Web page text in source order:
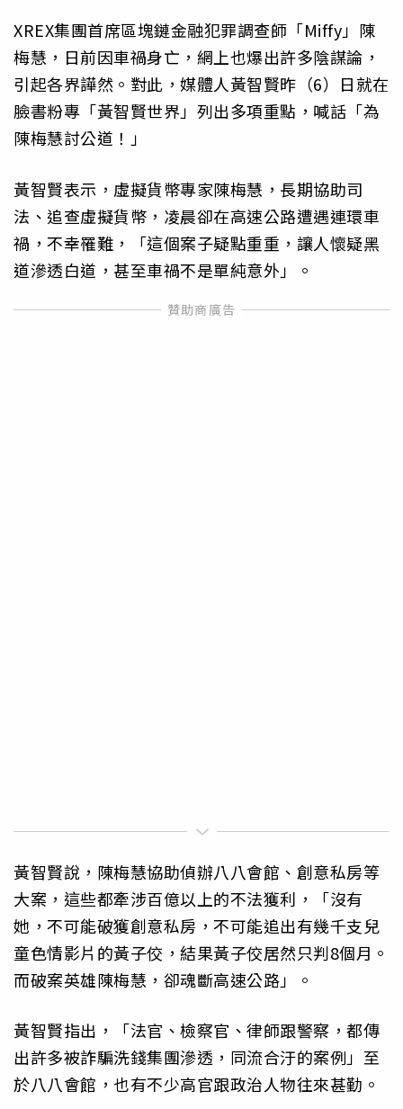
XREX集團首席區塊鏈金融犯罪調查師「Miffy」陳
梅慧，日前因車禍身亡，網上也爆出許多陰謀論，
引起各界譁然。對此，媒體人黃智賢昨（6）日就在
臉書粉專「黃智賢世界」列出多項重點，喊話「為
陳梅慧討公道！」
黃智賢表示，虛擬貨幣專家陳梅慧，長期協助司
法、追查虛擬貨幣，凌晨卻在高速公路遭遇連環車
禍，不幸罹難，「這個案子疑點重重，讓人懷疑黑
道滲透白道，甚至車禍不是單純意外」。
黃智賢說，陳梅慧協助偵辦八八會館、創意私房等
大案，這些都牽涉百億以上的不法獲利，「沒有
她，不可能破獲創意私房，不可能追出有幾千支兒
童色情影片的黃子佼，結果黃子佼居然只判8個月。
而破案英雄陳梅慧，卻魂斷高速公路」。
黃智賢指出，「法官、檢察官、律師跟警察，都傳
出許多被詐騙洗錢集團滲透，同流合汙的案例」至
於八八會館，也有不少高官跟政治人物往來甚勤。